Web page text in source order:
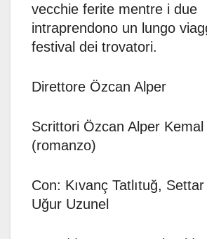
vecchie ferite mentre i due
intraprendono un lungo
festival dei trovatori.
Direttore Özcan Alper
Scrittori Özcan Alper Kemal
(romanzo)
Con: Kıvanç Tatlıtuğ, Settar
Uğur Uzunel